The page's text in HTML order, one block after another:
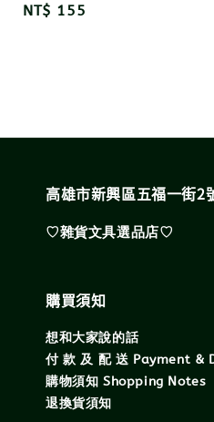
Regular
NT$ 155
高雄市新興區五福一街2
♡雜貨文具選品店♡
購買須知
想和大家說的話
付 款 及 配 送 Payment &
購物須知 Shopping Notes
退換貨須知